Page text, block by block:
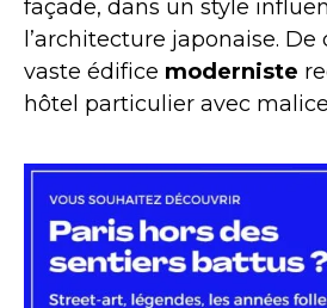
façade, dans un style
l’architecture japonaise.
vaste édifice moderniste
hôtel particulier avec